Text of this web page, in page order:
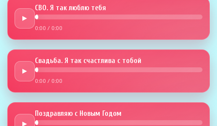
►
СВО. Я так люблю тебя
0:00 / 0:00
►
Свадьба. Я так счастлива с тобой
0:00 / 0:00
►
Поздравляю с Новым Годом